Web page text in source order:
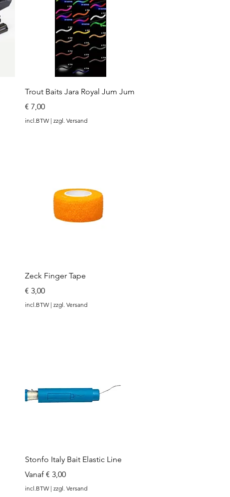
Snel overzicht
Trout Baits Jara Royal Jum Jum
Prijs
€ 7,00
incl.BTW | zzgl. Versand
Snel overzicht
Zeck Finger Tape
Prijs
€ 3,00
incl.BTW | zzgl. Versand
Snel overzicht
Stonfo Italy Bait Elastic Line
Vanaf € 3,00
Verkoopprijs
incl.BTW | zzgl. Versand